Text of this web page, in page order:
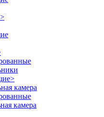
>
>
камера
камера